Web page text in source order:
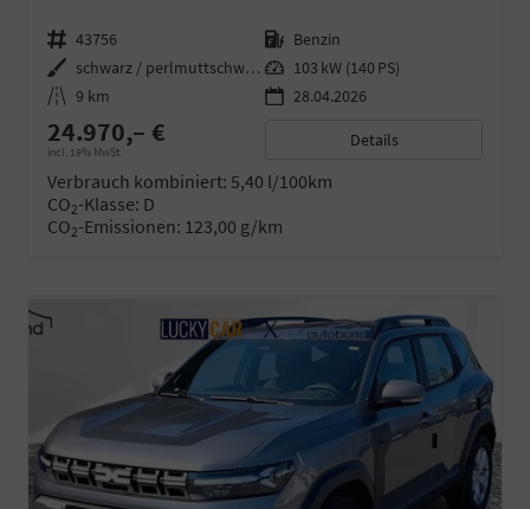
Fahrzeugnr. 43756 Kraftstoff Benzin
Außenfarbe
schwarz / perlmuttschwarz Leistung 103 kW (140 PS)
Kilometerstand 9 km 28.04.2026
24.970,– €
incl. 19% MwSt.
Details
Verbrauch kombiniert: 5,40 l/100km
CO2-Klasse: D
CO2-Emissionen: 123,00 g/km